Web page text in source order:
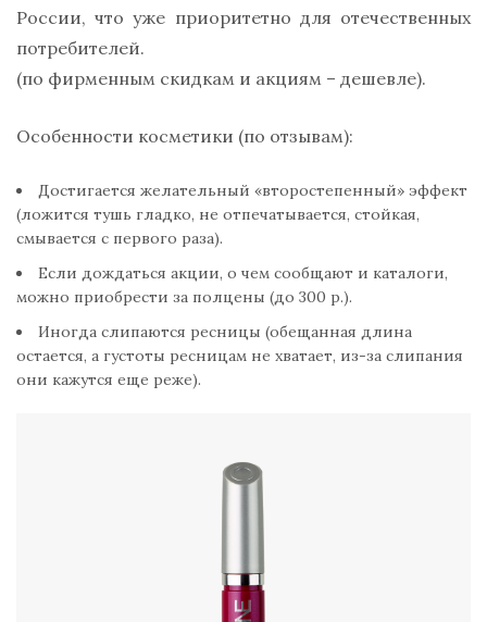
России, что уже приоритетно для отечественных
потребителей.
(по фирменным скидкам и акциям – дешевле).
Особенности косметики (по отзывам):
Достигается желательный «второстепенный» эффект
(ложится тушь гладко, не отпечатывается, стойкая,
смывается с первого раза).
Если дождаться акции, о чем сообщают и каталоги,
можно приобрести за полцены (до 300 р.).
Иногда слипаются ресницы (обещанная длина
остается, а густоты ресницам не хватает, из-за слипания
они кажутся еще реже).